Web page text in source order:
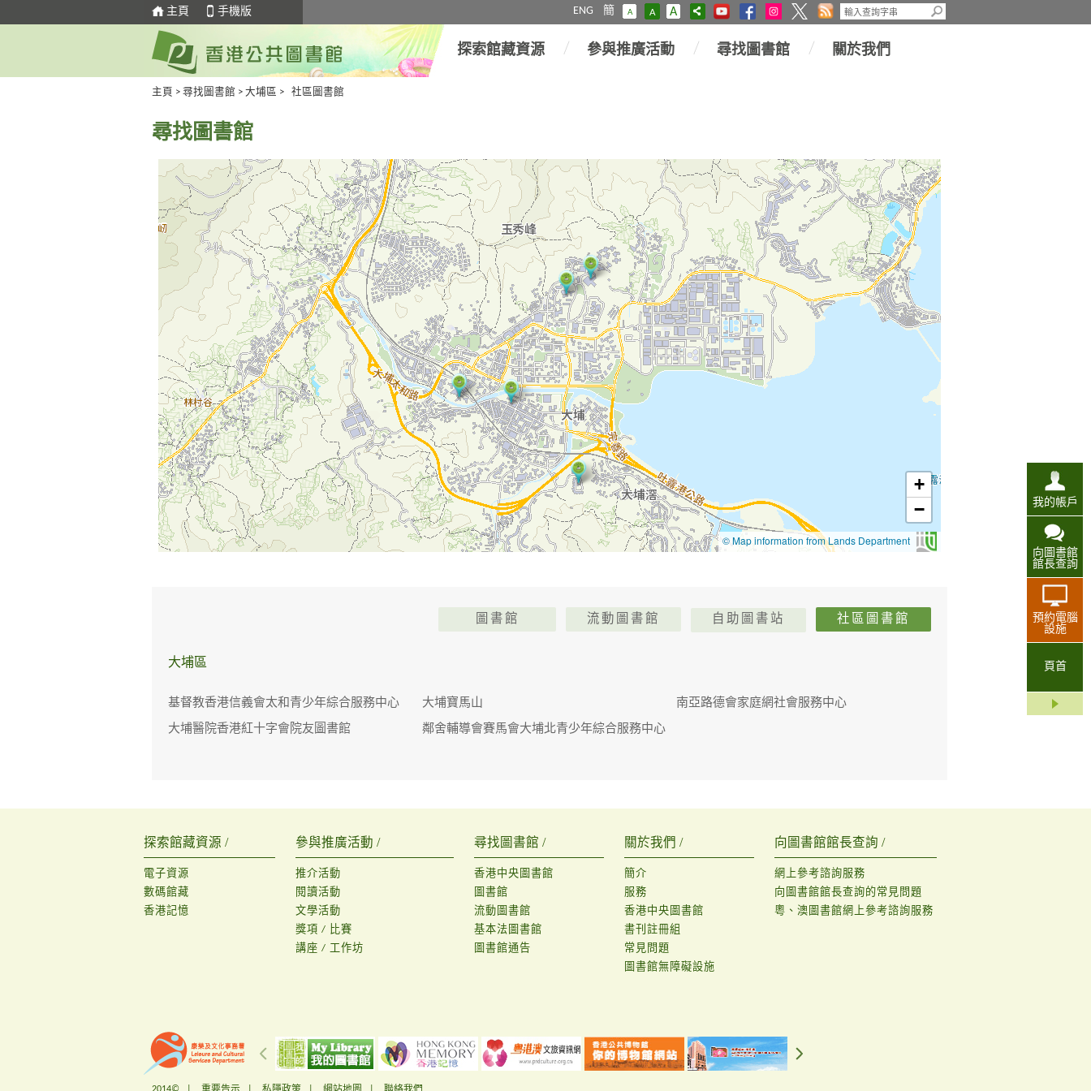
主頁 手機版 ENG 簡 A A A
我的帳戶
向圖書館
館長查詢
預約電腦
設施
頁首
探索館藏資源 參與推廣活動 尋找圖書館 關於我們
主頁 > 尋找圖書館 > 大埔區 > 社區圖書館
尋找圖書館
圖書館 流動圖書館 自助圖書站 社區圖書館
大埔區
基督教香港信義會太和青少年綜合服務中心 大埔寶馬山 南亞路德會家庭網社會服務中心
大埔醫院香港紅十字會院友圖書館 鄰舍輔導會賽馬會大埔北青少年綜合服務中心
探索館藏資源 /
電子資源
數碼館藏
香港記憶
參與推廣活動 /
推介活動
閱讀活動
文學活動
獎項 / 比賽
講座 / 工作坊
尋找圖書館 /
香港中央圖書館
圖書館
流動圖書館
基本法圖書館
圖書館通告
關於我們 /
簡介
服務
香港中央圖書館
書刊註冊組
常見問題
圖書館無障礙設施
向圖書館館長查詢 /
網上參考諮詢服務
向圖書館館長查詢的常見問題
粵、澳圖書館網上參考諮詢服務
2014© | 重要告示 私隱政策 網站地圖 聯絡我們